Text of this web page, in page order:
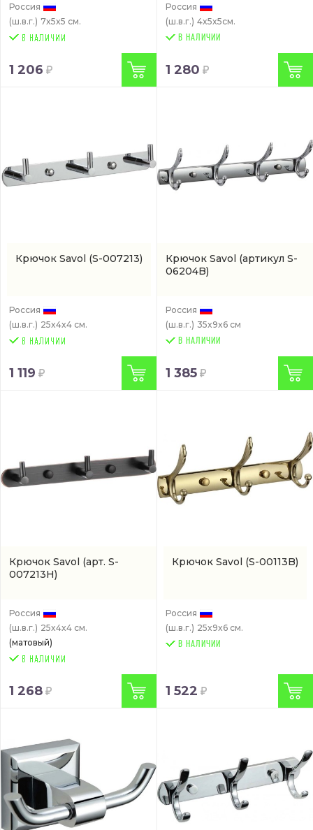
Россия
(ш.в.г.) 7x5x5 см.
1 206
Россия
(ш.в.г.) 4x5x5см.
В НАЛИЧИИ
1 280
Крючок Savol (S-007213)
Россия
(ш.в.г.) 25x4x4 см.
1 119
Крючок Savol (артикул S-
06204B)
Россия
(ш.в.г.) 35x9x6 см
В НАЛИЧИИ
1 385
Крючок Savol (арт. S-
007213H)
Россия
(ш.в.г.) 25x4x4 см.
(матовый)
1 268
Крючок Savol (S-00113B)
Россия
(ш.в.г.) 25x9x6 см.
В НАЛИЧИИ
1 522